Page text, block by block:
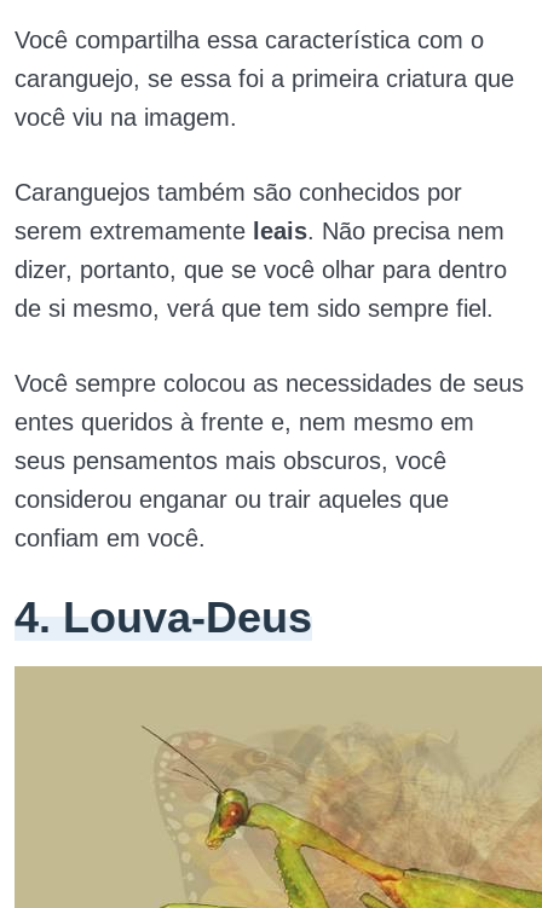
Você compartilha essa característica com o
caranguejo, se essa foi a primeira criatura que
você viu na imagem.
Caranguejos também são conhecidos por
serem extremamente leais. Não precisa nem
dizer, portanto, que se você olhar para dentro
de si mesmo, verá que tem sido sempre fiel.
Você sempre colocou as necessidades de seus
entes queridos à frente e, nem mesmo em
seus pensamentos mais obscuros, você
considerou enganar ou trair aqueles que
confiam em você.
4. Louva-Deus